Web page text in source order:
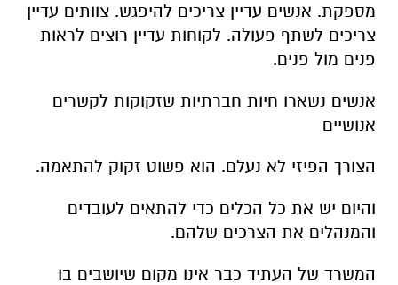
מספקת. אנשים עדיין צריכים להיפגש. צוותים עדיין
צריכים לשתף פעולה. לקוחות עדיין רוצים לראות
פנים מול פנים.
אנשים נשארו חיות חברתיות שזקוקות לקשרים
אנושיים
הצורך הפיזי לא נעלם. הוא פשוט זקוק להתאמה.
והיום יש את כל הכלים כדי להתאים לעובדים
והמנהלים את הצרכים שלהם.
המשרד של העתיד כבר אינו מקום שיושבים בו